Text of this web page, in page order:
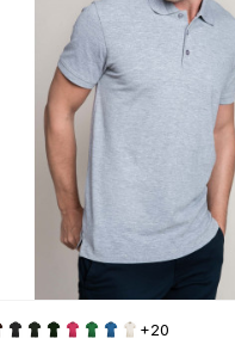
+20